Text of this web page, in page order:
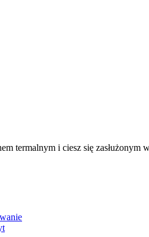
termalnym i ciesz się zasłużonym